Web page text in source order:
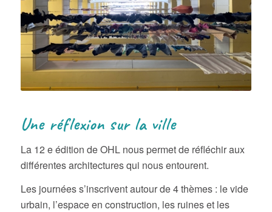
Une réflexion sur la ville
La 12 e édition de OHL nous permet de réfléchir aux
différentes architectures qui nous entourent.
Les journées s’inscrivent autour de 4 thèmes : le vide
urbain, l’espace en construction, les ruines et les